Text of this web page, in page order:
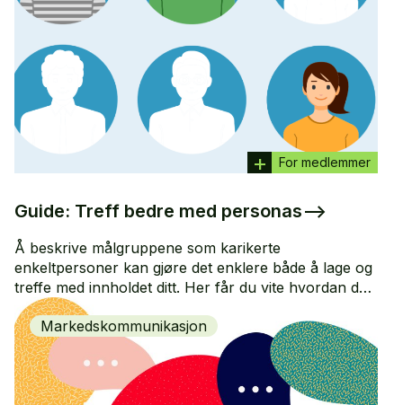
For medlemmer
Guide: Treff bedre med personas–>
Å beskrive målgruppene som karikerte
enkeltpersoner kan gjøre det enklere både å lage og
treffe med innholdet ditt. Her får du vite hvordan du
går fram.
Markedskommunikasjon